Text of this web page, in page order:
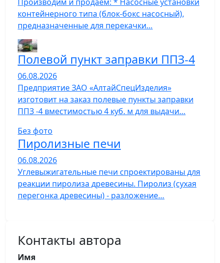
контейнерного типа (блок-бокс насосный),
предназначенные для перекачки…
Полевой пункт заправки ППЗ-4
06.08.2026
Предприятие ЗАО «АлтайСпецИзделия»
изготовит на заказ полевые пункты заправки
ППЗ -4 вместимостью 4 куб. м для выдачи…
Без фото
Пиролизные печи
06.08.2026
Углевыжигательные печи спроектированы для
реакции пиролиза древесины. Пиролиз (сухая
перегонка древесины) - разложение…
Контакты автора
Имя